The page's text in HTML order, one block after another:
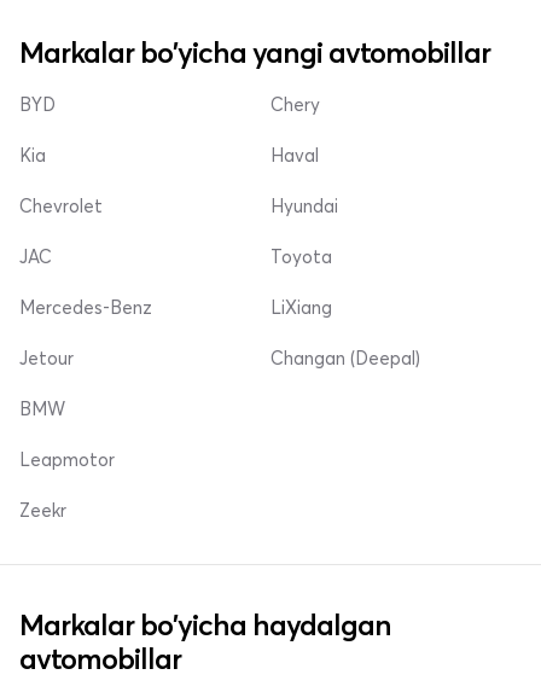
Markalar bo'yicha yangi avtomobillar
BYD
Kia
Chevrolet
Chery
Haval
Hyundai
JAC
Mercedes-Benz
Jetour
Toyota
LiXiang
Changan (Deepal)
BMW
Leapmotor
Zeekr
Markalar bo'yicha haydalgan
avtomobillar